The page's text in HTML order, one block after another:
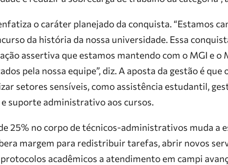
o caráter planejado da conquista. “Estamos
da história da nossa universidade. Essa
assertiva que estamos mantendo com o MGI e o
pela nossa equipe”, diz. A aposta da gestão é que
setores sensíveis, como assistência estudantil,
suporte administrativo aos cursos.
25% no corpo de técnicos-administrativos muda a
margem para redistribuir tarefas, abrir novos
acadêmicos a atendimento em campi